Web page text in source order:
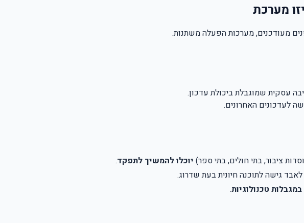
מערכת
מעודכנים, מערכות הפעלה משתנות.
עסקית שמוגבלת ביכולת עדכון.
לעדכונים האחרונים.
ציבור, בתי חולים, בתי ספר) יוכלו להמשיך לתפקד.
גישה לתוכנה חיונית בעת שדרוג.
במגבלות טכנולוגיות.